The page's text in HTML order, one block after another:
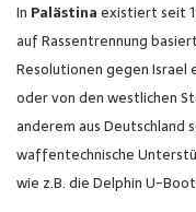
In Palästinaexistiert seit
auf Rassentrennung
Resolutionen gegen Israel
oder von den westlichen
anderem aus Deutschland
waffentechnische
wie z.B. die Delphin U-